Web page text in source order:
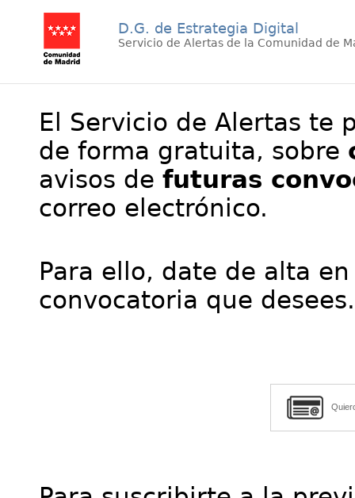
D.G. de Estrategia Digital
Servicio de Alertas de la Comunidad de
El Servicio de Alertas te
de forma gratuita, sobre
avisos de futuras
correo electrónico.
Para ello, date de alta
convocatoria que desees.